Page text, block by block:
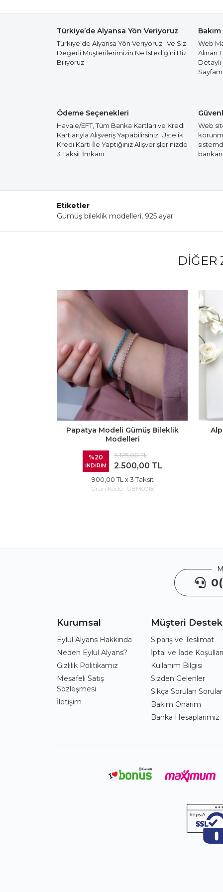
Türkiye’de Alyansa Yön Veriyoruz
Türkiye’de Alyansa Yön Veriyoruz. Ve Siz
Değerli Müşterilerimizin Ne İstediğini Biz
Biliyoruz
Web
Alınan
Ödeme Seçenekleri
Havale/EFT, Tüm Banka Kartları ve Kredi
Kartlarıyla Alışveriş Yapabilirsiniz. Üstelik
Kredi Kartı İle Yaptığınız Alışverişlerinizde
3 Taksit İmkanı.
Web
Etiketler
Gümüş bileklik modelleri, 925 ayar
DIĞER
Papatya Modeli Gümüş Bileklik
Modelleri
%20
İNDİRİM
3.125,00 TL
2.500,00 TL
900,00 TL x 3 Taksit
Ürün Kodu : GBM0018
Kurumsal
Eylül Alyans Hakkında
Neden Eylül Alyans?
Gizlilik Politikamız
Mesafeli Satış
Sözleşmesi
İletişim
Müşteri Destek
Sipariş ve Teslimat
İptal ve İade
Kullanım Bilgisi
Sizden Gelenler
Sıkça Sorulan Sorular
Bakım Onarım
Banka Hesaplarımız